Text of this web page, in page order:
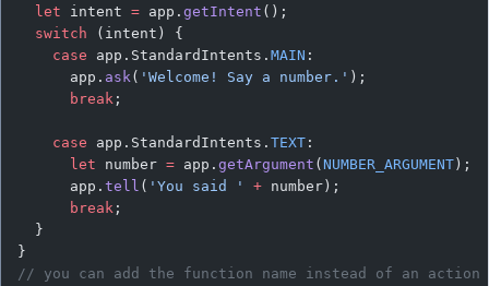
  let
intent = app.getIntent ();
  switch
(intent) {
    case
app.StandardIntents.MAIN :
      app.
ask( 'Welcome! Say a number.' );
      break
;
    case
app.StandardIntents.TEXT :
      let
number = app.getArgument (NUMBER_ARGUMENT );
      app.
tell ( 'You said ' + number);
      break
;
  }
}
// you can add the function name instead of an action